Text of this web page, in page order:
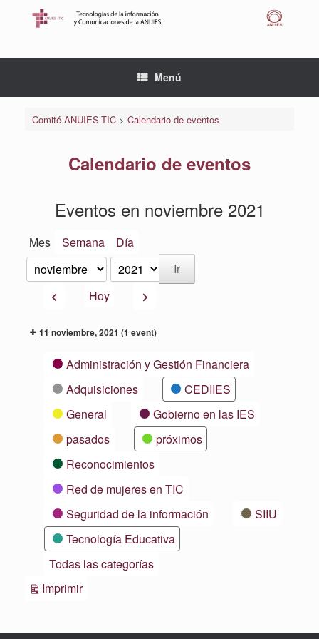
Menú
Comité ANUIES-TIC> Calendario de eventos
Calendario de eventos
Eventos en noviembre 2021
Mes Semana Día
Mes
Año
AnteriorHoy Siguiente
11 noviembre, 2021 (1 event)
CategoríasAdministración y Gestión Financiera
Adquisiciones
CEDIIES
General
Gobierno en las IES
pasados
próximos
Reconocimientos
Red de mujeres en TIC
Seguridad de la información
SIIU
Tecnología Educativa
Todas las categorías
ImprimirVistas